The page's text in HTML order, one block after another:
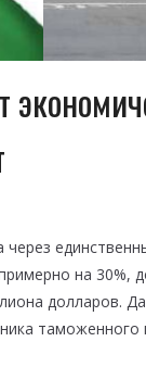
на 30%,
долларов.
таможенного